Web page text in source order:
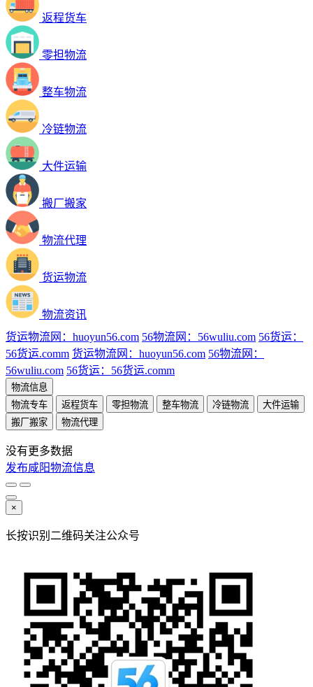
返程货车
零担物流
整车物流
冷链物流
大件运输
搬厂搬家
物流代理
货运物流
物流资讯
货运物流网：huoyun56.com 56物流网：56wuliu.com 56货运：
56货运.comm 货运物流网：huoyun56.com 56物流网：
56wuliu.com 56货运：56货运.comm
物流信息
物流专车
返程货车 零担物流 整车物流 冷链物流
大件运输
搬厂搬家
物流代理
没有更多数据
发布咸阳物流信息
×
长按识别二维码关注公众号